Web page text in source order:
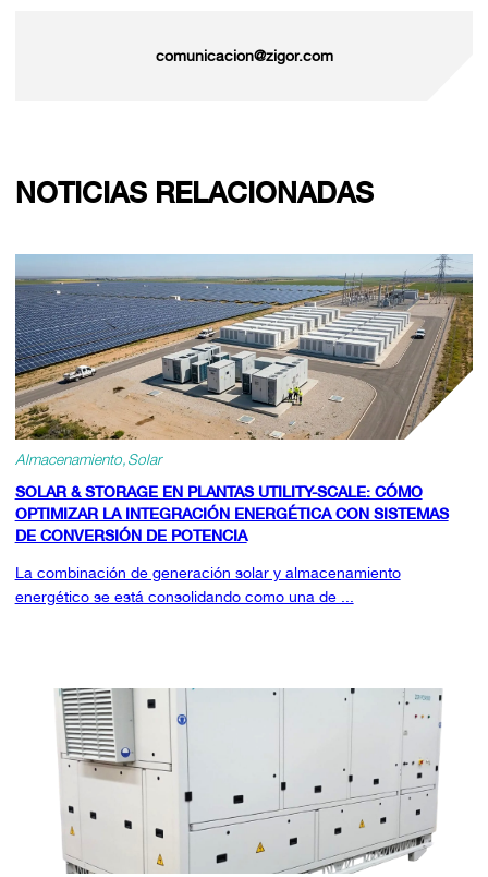
comunicacion@zigor.com
NOTICIAS RELACIONADAS
Almacenamiento Solar
SOLAR & STORAGE EN PLANTAS UTILITY-SCALE: CÓMO
OPTIMIZAR LA INTEGRACIÓN ENERGÉTICA CON SISTEMAS
DE CONVERSIÓN DE POTENCIA
La combinación de generación solar y almacenamiento
energético se está consolidando como una de ...